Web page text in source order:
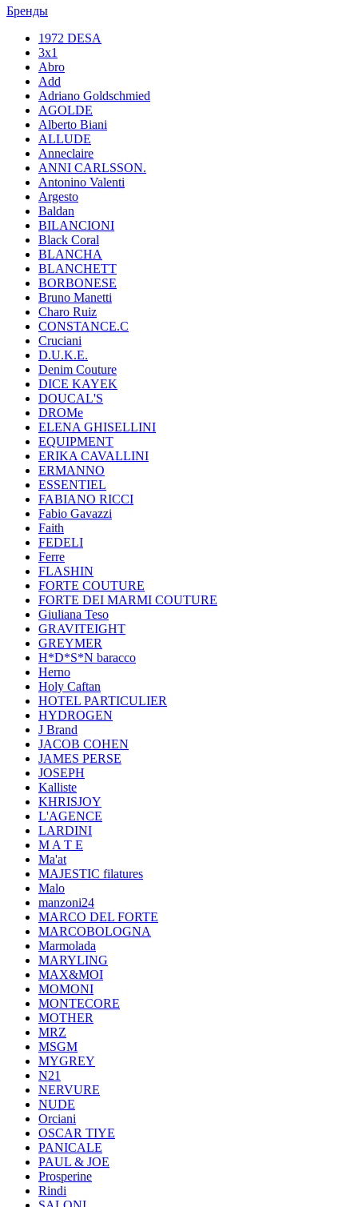
Бренды
1972 DESA
3x1
Abro
Add
Adriano Goldschmied
AGOLDE
Alberto Biani
ALLUDE
Anneclaire
ANNI CARLSSON.
Antonino Valenti
Argesto
Baldan
BILANCIONI
Black Coral
BLANCHA
BLANCHETT
BORBONESE
Bruno Manetti
Charo Ruiz
CONSTANCE.C
Cruciani
D.U.K.E.
Denim Couture
DICE KAYEK
DOUCAL'S
DROMe
ELENA GHISELLINI
EQUIPMENT
ERIKA CAVALLINI
ERMANNO
ESSENTIEL
FABIANO RICCI
Fabio Gavazzi
Faith
FEDELI
Ferre
FLASHIN
FORTE COUTURE
FORTE DEI MARMI COUTURE
Giuliana Teso
GRAVITEIGHT
GREYMER
H*D*S*N baracco
Herno
Holy Caftan
HOTEL PARTICULIER
HYDROGEN
J Brand
JACOB COHEN
JAMES PERSE
JOSEPH
Kalliste
KHRISJOY
L'AGENCE
LARDINI
M A T E
Ma'at
MAJESTIC filatures
Malo
manzoni24
MARCO DEL FORTE
MARCOBOLOGNA
Marmolada
MARYLING
MAX&MOI
MOMONI
MONTECORE
MOTHER
MRZ
MSGM
MYGREY
N21
NERVURE
NUDE
Orciani
OSCAR TIYE
PANICALE
PAUL & JOE
Prosperine
Rindi